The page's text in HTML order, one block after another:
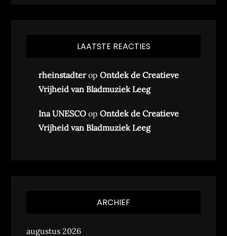
LAATSTE REACTIES
rheinstadteropOntdek de Creatieve
Vrijheid van Bladmuziek Leeg
Ina UNESCO opOntdek de Creatieve
Vrijheid van Bladmuziek Leeg
ARCHIEF
augustus 2026